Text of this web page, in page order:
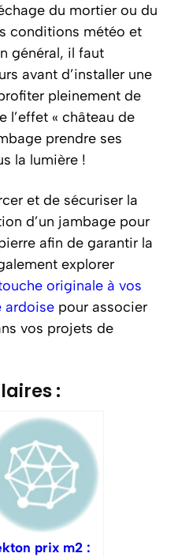
du mortier ou du
conditions météo et
général, il faut
avant d’installer une
pleinement de
l’effet « château de
prendre ses
la lumière !
et de sécuriser la
d’un jambage pour
afin de garantir la
explorer
originale à vos
ardoise pour associer
vos projets de
:
prix m2 :